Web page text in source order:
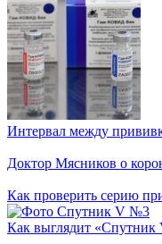
Интервал между
Доктор Мясников о
Как проверить серию
Как выглядит «Спутник